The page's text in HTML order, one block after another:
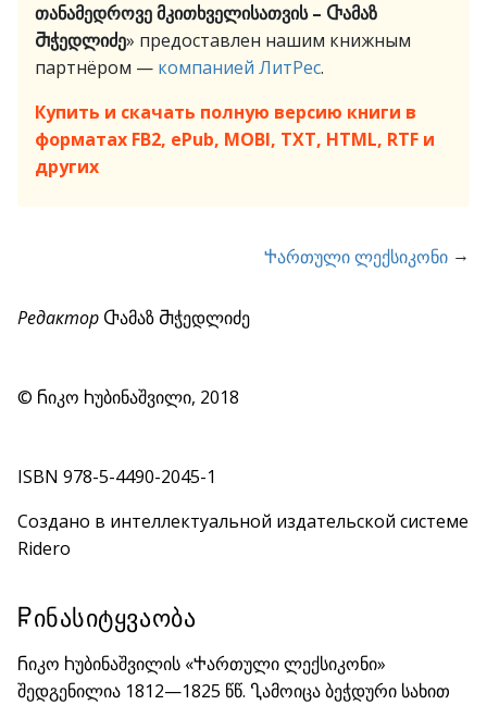
თანამედროვე მკითხველისათვის – Ⴇამაზ
Ⴋჭედლიძე» предоставлен нашим книжным
партнёром — компанией ЛитРес.
Купить и скачать полную версию книги в
форматах FB2, ePub, MOBI, TXT, HTML, RTF и
других
Ⴕართული ლექსიკონი →
Редактор Ⴇამაზ Ⴋჭედლიძე
© Ⴌიკო Ⴙუბინაშვილი, 2018
ISBN 978-5-4490-2045-1
Создано в интеллектуальной издательской системе
Ridero
Ⴜინასიტყვაობა
Ⴌიკო Ⴙუბინაშვილის «Ⴕართული ლექსიკონი»
შედგენილია 1812—1825 წწ. Ⴂამოიცა ბეჭდური სახით